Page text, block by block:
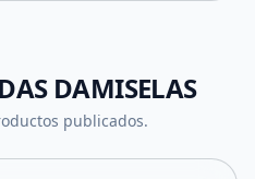
DAMISELAS
publicados.